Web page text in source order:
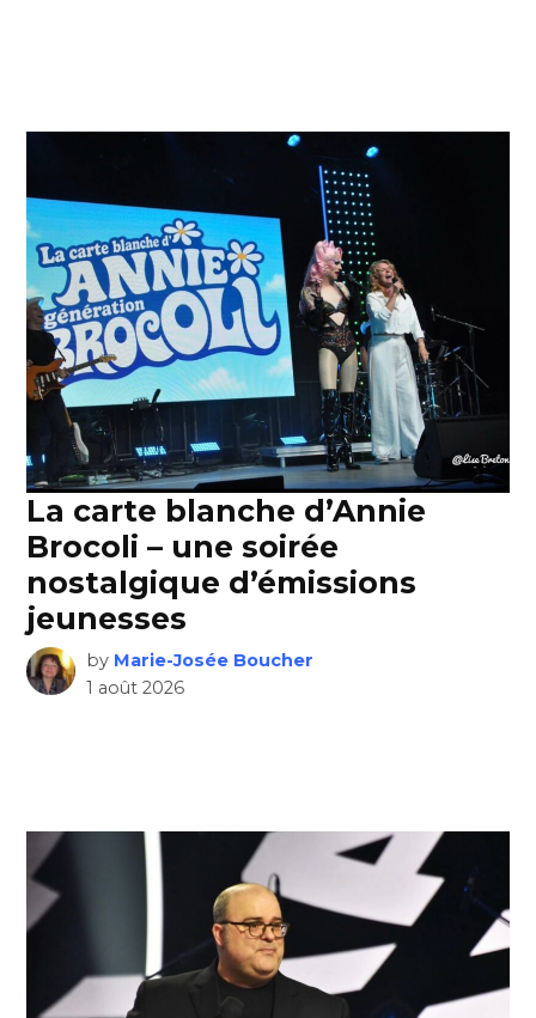
La carte blanche d’Annie
Brocoli – une soirée
nostalgique d’émissions
jeunesses
by Marie-Josée Boucher
1 août 2026